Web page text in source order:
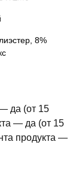
8%
да (от 15
— да (от 15
продукта —